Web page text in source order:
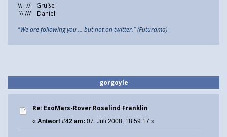
\\ // Grüße
\\ /// Daniel
"We are following you ... but not on twitter." (Futurama)
gorgoyle
Re: ExoMars-Rover Rosalind Franklin
« Antwort #42 am: 07. Juli 2008, 18:59:17 »